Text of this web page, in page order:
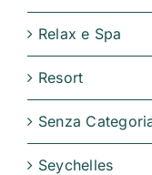
Relax e Spa
Resort
Senza
Seychelles